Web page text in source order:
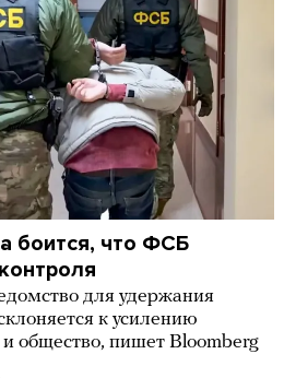
боится, что ФСБ
для удержания
к усилению
общество, пишет Bloomberg